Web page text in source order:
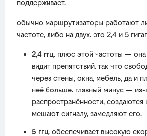
поддерживает.
обычно маршрутизаторы работают
частоте, либо на двух. это 2,4 и 5
2,4 ггц. плюс этой частоты — она
видит препятствий. так что
через стены, окна, мебель, да и
неё больше. главный минус —
распространённости,
мешают сигналу, замедляют его.
5 ггц. обеспечивает высокую